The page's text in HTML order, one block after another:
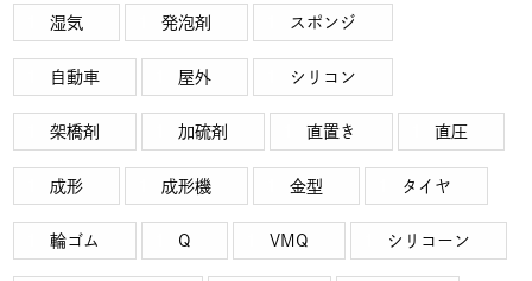
湿気 発泡剤 スポンジ
自動車 屋外 シリコン
架橋剤 加硫剤 直置き 直圧
成形 成形機 金型 タイヤ
輪ゴム Q VMQ シリコーン